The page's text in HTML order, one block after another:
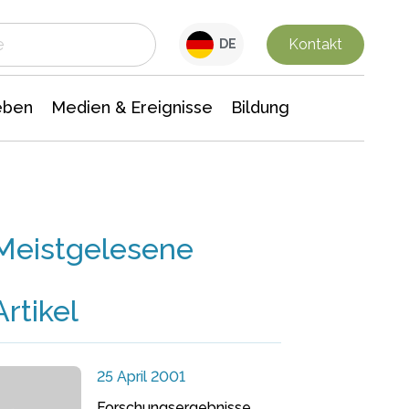
DE Kontakt
Medien & Ereignisse Bildung
25 April 2001